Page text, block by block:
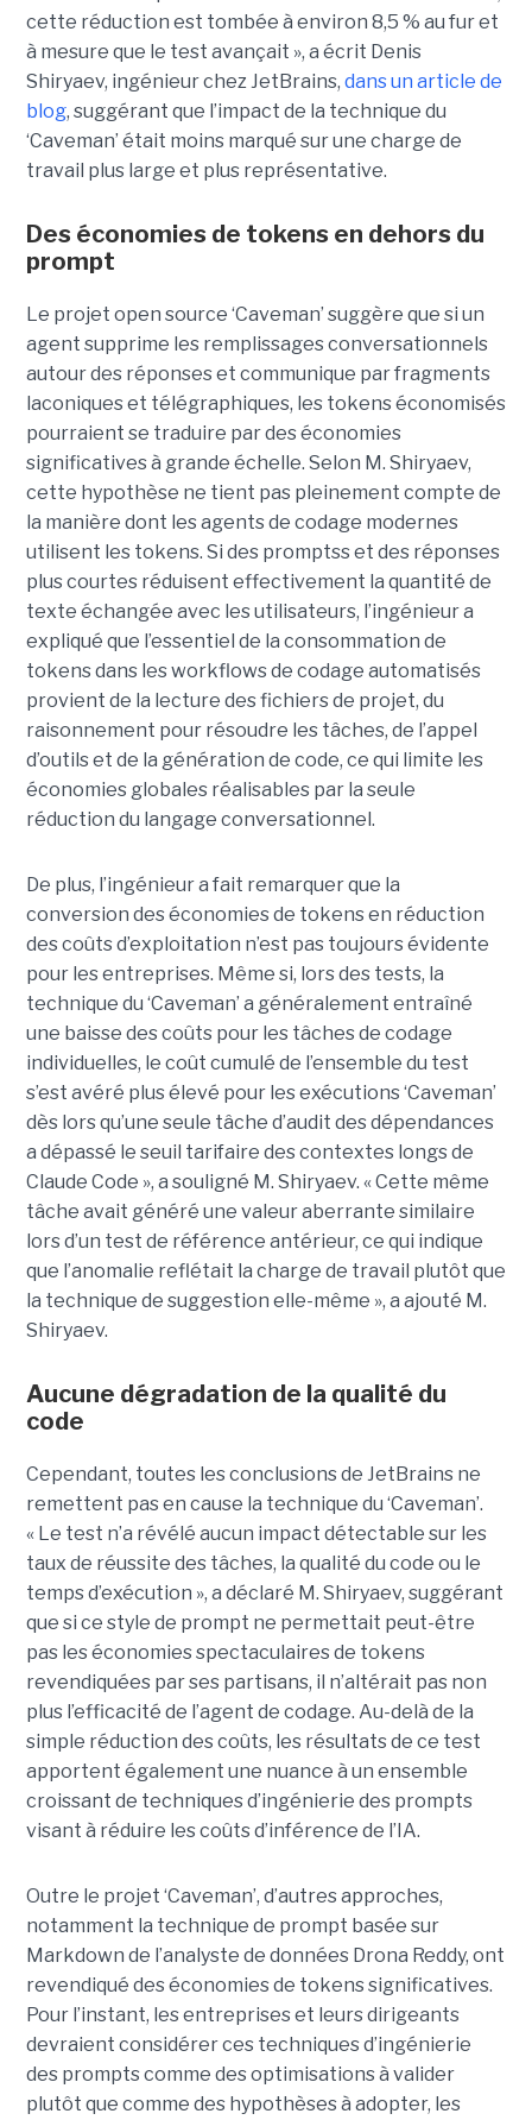
cette réduction est tombée à environ 8,5 % au fur et
à mesure que le test avançait », a écrit Denis
Shiryaev, ingénieur chez JetBrains, dans un article de
blog, suggérant que l’impact de la technique du
‘Caveman’ était moins marqué sur une charge de
travail plus large et plus représentative.
Des économies de tokens en dehors du
prompt
Le projet open source ‘Caveman’ suggère que si un
agent supprime les remplissages conversationnels
autour des réponses et communique par fragments
laconiques et télégraphiques, les tokens économisés
pourraient se traduire par des économies
significatives à grande échelle. Selon M. Shiryaev,
cette hypothèse ne tient pas pleinement compte de
la manière dont les agents de codage modernes
utilisent les tokens. Si des promptss et des réponses
plus courtes réduisent effectivement la quantité de
texte échangée avec les utilisateurs, l’ingénieur a
expliqué que l’essentiel de la consommation de
tokens dans les workflows de codage automatisés
provient de la lecture des fichiers de projet, du
raisonnement pour résoudre les tâches, de l’appel
d’outils et de la génération de code, ce qui limite les
économies globales réalisables par la seule
réduction du langage conversationnel.
De plus, l’ingénieur a fait remarquer que la
conversion des économies de tokens en réduction
des coûts d’exploitation n’est pas toujours évidente
pour les entreprises. Même si, lors des tests, la
technique du ‘Caveman’ a généralement entraîné
une baisse des coûts pour les tâches de codage
individuelles, le coût cumulé de l’ensemble du test
s’est avéré plus élevé pour les exécutions ‘Caveman’
dès lors qu’une seule tâche d’audit des dépendances
a dépassé le seuil tarifaire des contextes longs de
Claude Code », a souligné M. Shiryaev. « Cette même
tâche avait généré une valeur aberrante similaire
lors d’un test de référence antérieur, ce qui indique
que l’anomalie reflétait la charge de travail plutôt que
la technique de suggestion elle-même », a ajouté M.
Shiryaev.
Aucune dégradation de la qualité du
code
Cependant, toutes les conclusions de JetBrains ne
remettent pas en cause la technique du ‘Caveman’.
« Le test n’a révélé aucun impact détectable sur les
taux de réussite des tâches, la qualité du code ou le
temps d’exécution », a déclaré M. Shiryaev, suggérant
que si ce style de prompt ne permettait peut-être
pas les économies spectaculaires de tokens
revendiquées par ses partisans, il n’altérait pas non
plus l’efficacité de l’agent de codage. Au-delà de la
simple réduction des coûts, les résultats de ce test
apportent également une nuance à un ensemble
croissant de techniques d’ingénierie des prompts
visant à réduire les coûts d’inférence de l’IA.
Outre le projet ‘Caveman’, d’autres approches,
notamment la technique de prompt basée sur
Markdown de l’analyste de données Drona Reddy, ont
revendiqué des économies de tokens significatives.
Pour l’instant, les entreprises et leurs dirigeants
devraient considérer ces techniques d’ingénierie
des prompts comme des optimisations à valider
plutôt que comme des hypothèses à adopter, les